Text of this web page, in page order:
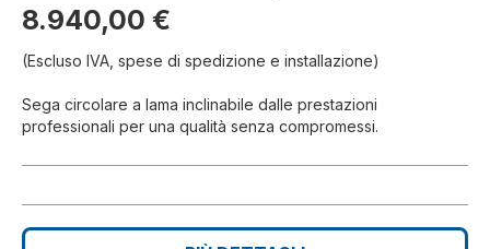
8.940,00 €
(Escluso IVA, spese di spedizione e installazione)
Sega circolare a lama inclinabile dalle prestazioni
professionali per una qualità senza compromessi.